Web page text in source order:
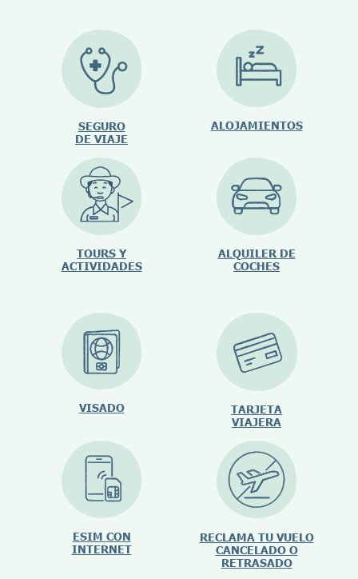
SEGURO
DE VIAJE
ALOJAMIENTOS
TOURS Y
ACTIVIDADES
ALQUILER DE
COCHES
VISADO
TARJETA
VIAJERA
ESIM CON
INTERNET
RECLAMA TU VUELO
CANCELADO O
RETRASADO